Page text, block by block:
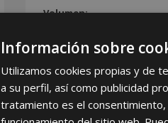
Volumen:
Información sobre
Utilizamos cookies propias y de
a su perfil, así como publicidad
tratamiento es el